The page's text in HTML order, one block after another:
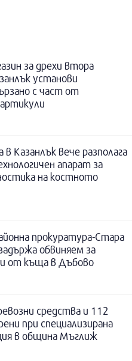
за дрехи втора
установи
с част от
Казанлък вече разполага
апарат за
на костното
прокуратура-Стара
обвиняем за
от къща в Дъбово
средства и 112
при специализирана
в община Мъглиж